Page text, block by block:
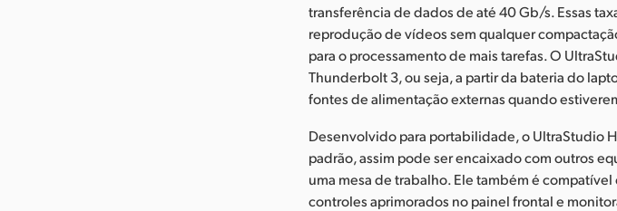
transferência de dados de até 40 Gb/s. Essas
reprodução de vídeos sem qualquer
para o processamento de mais tarefas. O
Thunderbolt 3, ou seja, a partir da bateria do
fontes de alimentação externas quando
Desenvolvido para portabilidade, o UltraStudio
padrão, assim pode ser encaixado com outros
uma mesa de trabalho. Ele também é
controles aprimorados no painel frontal e